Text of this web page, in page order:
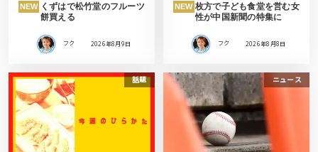
NEW くずはで松竹堂のフルーツ
餅買える
フク 2026年8月9日
NEW 枚方で子ども食堂を営む女
性が中国新聞の特集に
フク 2026年8月8日
話題 ニュース